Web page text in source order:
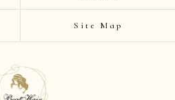
Site Map